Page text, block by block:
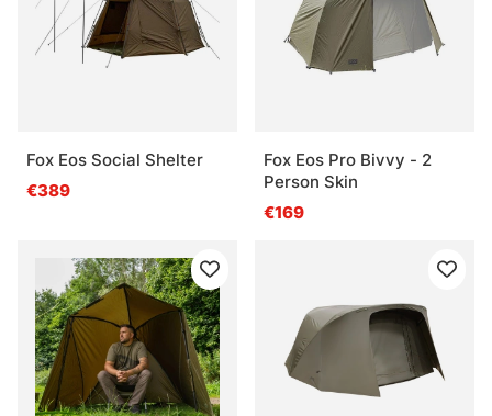
Fox Eos Social Shelter
€389
Fox Eos Pro Bivvy - 2
Person Skin
€169